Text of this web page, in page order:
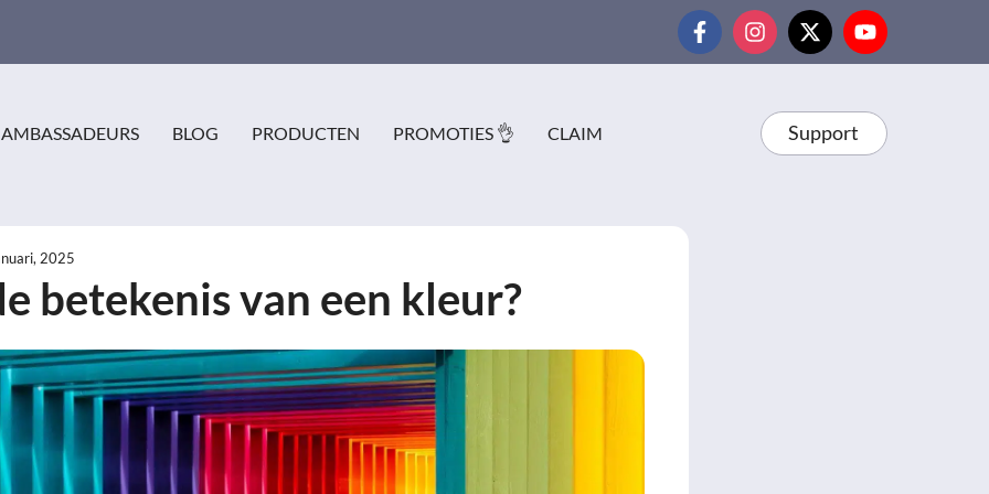
AMBASSADEURS BLOG PRODUCTEN PROMOTIES 👌 CLAIM Support
2025
betekenis van een kleur?